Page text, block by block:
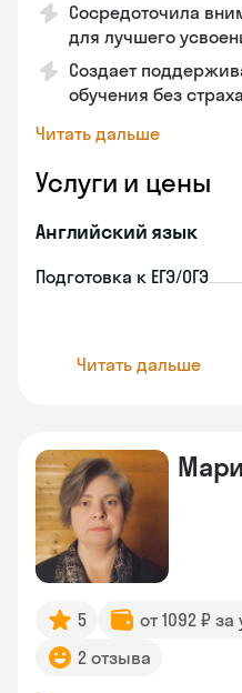
Сосредоточила
для лучшего
Создает
обучения без
Читать дальше
Услуги и цены
Английский язык
Подготовка к ЕГЭ/ОГЭ
Читать дальше
5 от 1092 ₽ за
2 отзыва